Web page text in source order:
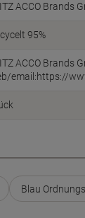
ACCO Brands
95%
ACCO Brands
email:https://
Blau